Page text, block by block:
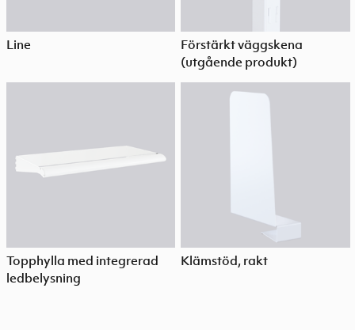
Line
Förstärkt väggskena
(utgående produkt)
Topphylla med integrerad
ledbelysning
Klämstöd, rakt